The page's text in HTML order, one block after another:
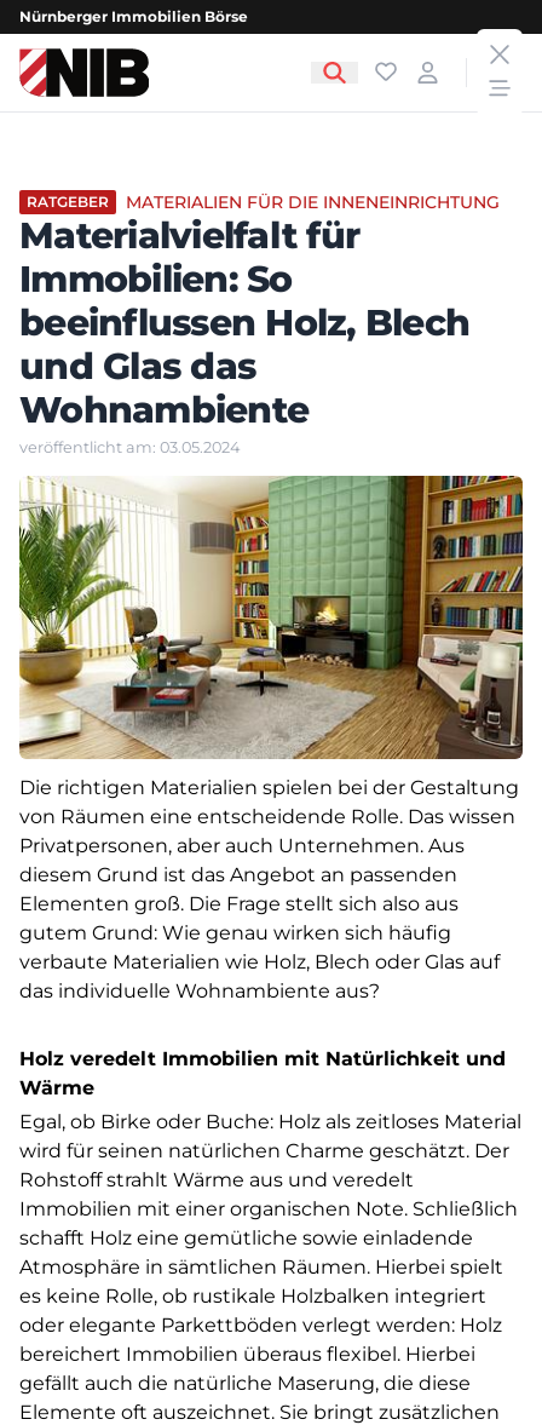
Nürnberger Immobilien Börse
NIB - Nürnberger Immobilien Börse Favoriten
Login
RATGEBER MATERIALIEN FÜR DIE INNENEINRICHTUNG
Materialvielfalt für
Immobilien: So
beeinflussen Holz, Blech
und Glas das
Wohnambiente
veröffentlicht am: 03.05.2024
Die richtigen Materialien spielen bei der Gestaltung
von Räumen eine entscheidende Rolle. Das wissen
Privatpersonen, aber auch Unternehmen. Aus
diesem Grund ist das Angebot an passenden
Elementen groß. Die Frage stellt sich also aus
gutem Grund: Wie genau wirken sich häufig
verbaute Materialien wie Holz, Blech oder Glas auf
das individuelle Wohnambiente aus?
Holz veredelt Immobilien mit Natürlichkeit und
Wärme
Egal, ob Birke oder Buche: Holz als zeitloses Material
wird für seinen natürlichen Charme geschätzt. Der
Rohstoff strahlt Wärme aus und veredelt
Immobilien mit einer organischen Note. Schließlich
schafft Holz eine gemütliche sowie einladende
Atmosphäre in sämtlichen Räumen. Hierbei spielt
es keine Rolle, ob rustikale Holzbalken integriert
oder elegante Parkettböden verlegt werden: Holz
bereichert Immobilien überaus flexibel. Hierbei
gefällt auch die natürliche Maserung, die diese
Elemente oft auszeichnet. Sie bringt zusätzlichen